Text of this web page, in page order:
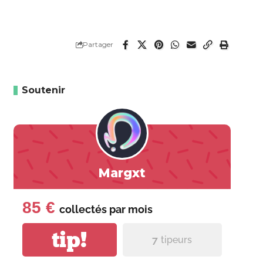
Partager
Soutenir
Margxt
85 € collectés par mois
tip! 7 tipeurs